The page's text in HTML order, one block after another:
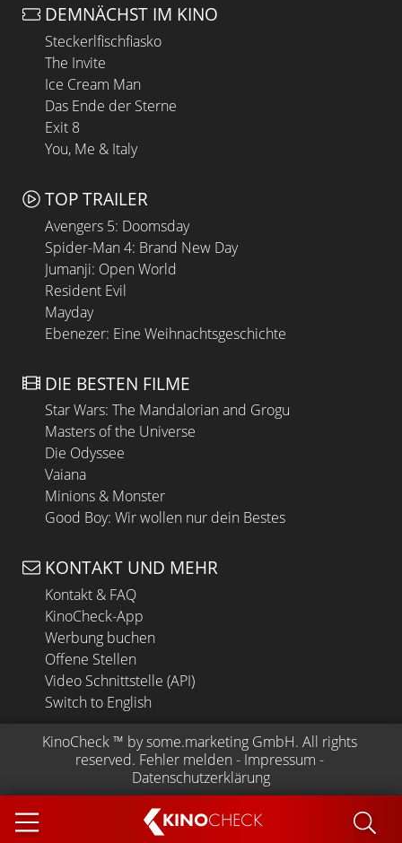
KINOCHECK
DEMNÄCHST IM KINO
Steckerlfischfiasko
The Invite
Ice Cream Man
Das Ende der Sterne
Exit 8
You, Me & Italy
TOP TRAILER
Avengers 5: Doomsday
Spider-Man 4: Brand New Day
Jumanji: Open World
Resident Evil
Mayday
Ebenezer: Eine Weihnachtsgeschichte
DIE BESTEN FILME
Star Wars: The Mandalorian and Grogu
Masters of the Universe
Die Odyssee
Vaiana
Minions & Monster
Good Boy: Wir wollen nur dein Bestes
KONTAKT UND MEHR
Kontakt & FAQ
KinoCheck-App
Werbung buchen
Offene Stellen
Video Schnittstelle (API)
Switch to English
KinoCheck ™ by some.marketing GmbH. All rights
reserved. Fehler melden - Impressum -
Datenschutzerklärung